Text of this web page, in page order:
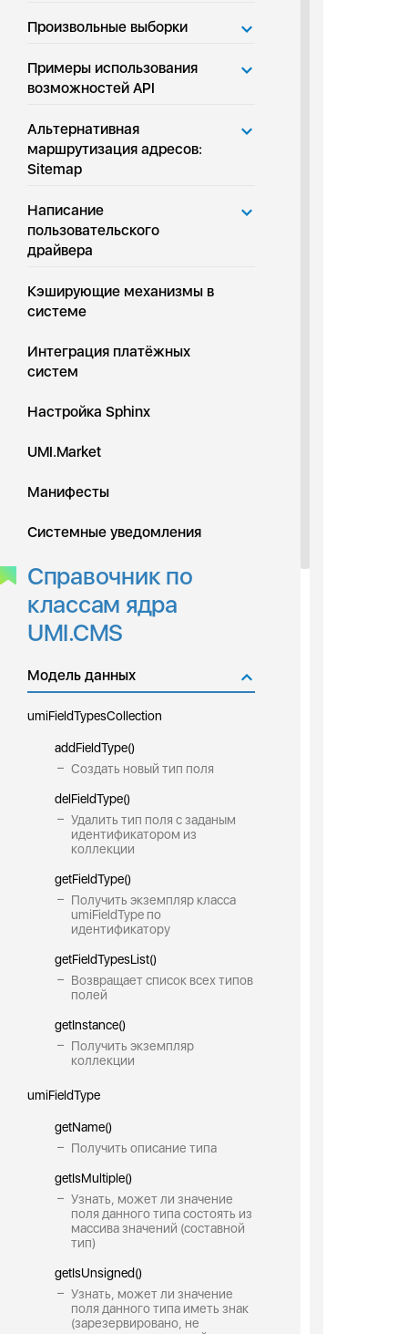
Произвольные выборки
Примеры использования
возможностей API
Альтернативная
маршрутизация адресов:
Sitemap
Написание
пользовательского
драйвера
Кэширующие механизмы в
системе
Интеграция платёжных
систем
Настройка Sphinx
UMI.Market
Манифесты
Системные уведомления
Справочник по
классам ядра
UMI.CMS
Модель данных
umiFieldTypesCollection
addFieldType()
Создать новый тип поля
delFieldType()
Удалить тип поля с заданым
идентификатором из
коллекции
getFieldType()
Получить экземпляр класса
umiFieldType по
идентификатору
getFieldTypesList()
Возвращает список всех типов
полей
getInstance()
Получить экземпляр
коллекции
umiFieldType
getName()
Получить описание типа
getIsMultiple()
Узнать, может ли значение
поля данного типа состоять из
массива значений (составной
тип)
getIsUnsigned()
Узнать, может ли значение
поля данного типа иметь знак
(зарезервировано, не